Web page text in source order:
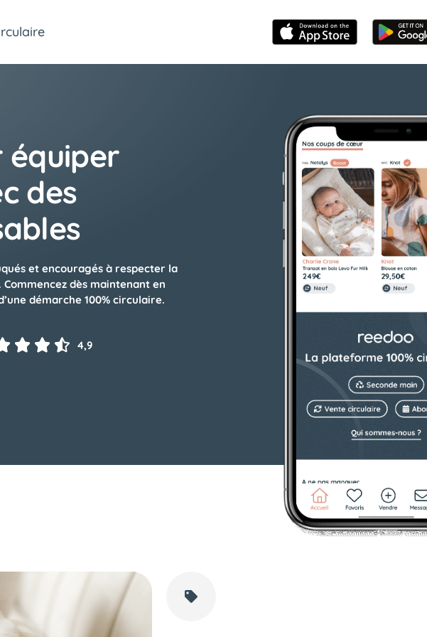
équiper
des
et encouragés à respecter la
dès maintenant en
démarche 100% circulaire.
   4,9